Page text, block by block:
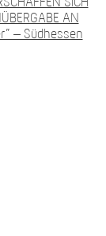
AN
– Südhessen